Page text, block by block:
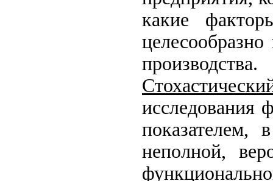
какие
производства.
исследования
показателем,
неполной,